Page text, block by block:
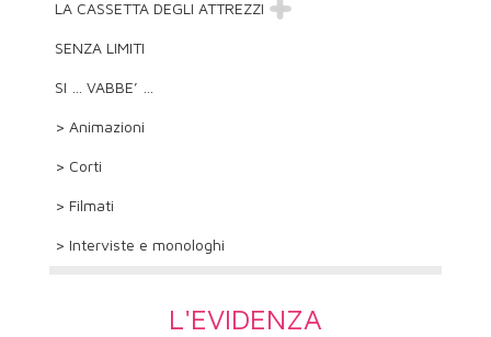
LA CASSETTA DEGLI ATTREZZI
SENZA LIMITI
SI … VABBE’ …
> Animazioni
> Corti
> Filmati
> Interviste e monologhi
L'EVIDENZA